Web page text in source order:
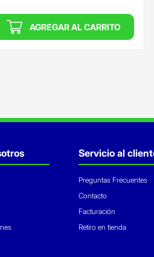
AGREGAR AL CARRITO
Servicio al
Preguntas Frecuentes
Contacto
Facturación
Retiro en tienda